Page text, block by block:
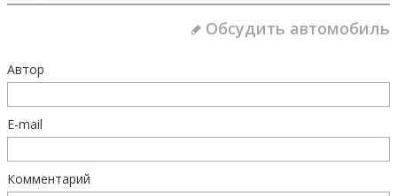
Обсудить автомобиль
Автор
E-mail
Комментарий